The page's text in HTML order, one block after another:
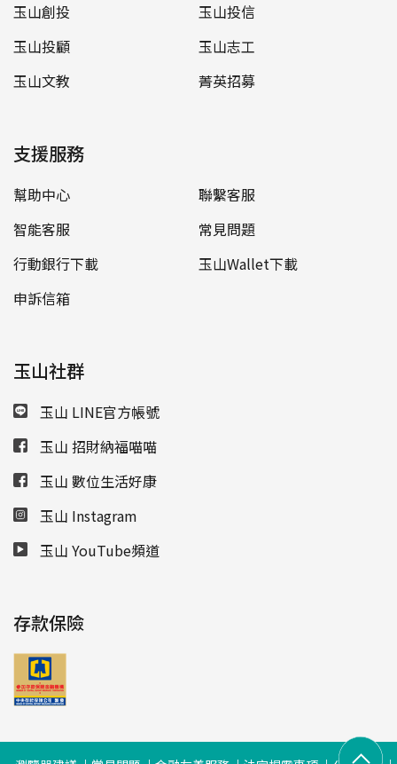
玉山創投
玉山投信
玉山投顧
玉山志工
玉山文教
菁英招募
支援服務
幫助中心
聯繫客服
智能客服
常見問題
行動銀行下載
玉山Wallet下載
申訴信箱
玉山社群
玉山 LINE官方帳號
玉山 招財納福喵喵
玉山 數位生活好康
玉山 Instagram
玉山 YouTube頻道
存款保險